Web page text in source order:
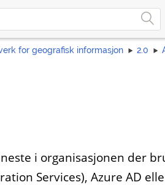
for geografisk informasjon 2.0
i organisasjonen der
Services), Azure AD